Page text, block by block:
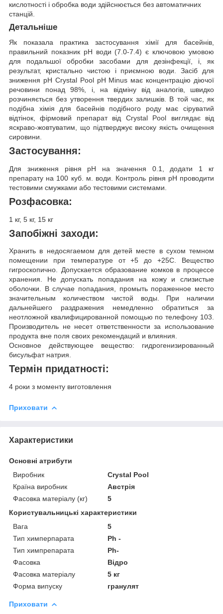
кислотності і обробка води здійснюється без автоматичних
станцій.
Детальніше
Як показала практика застосування хімії для басейнів,
правильний показник рН води (7.0-7.4) є ключовою умовою
для подальшої обробки засобами для дезінфекції, і, як
результат, кристально чистою і приємною води. Засіб для
зниження pH Crystal Pool pH Minus має концентрацію діючої
речовини понад 98%, і, на відміну від аналогів, швидко
розчиняється без утворення твердих залишків. В той час, як
подібна хімія для басейнів подібного роду має сіруватий
відтінок, фірмовий препарат від Crystal Pool виглядає від
яскраво-жовтуватим, що підтверджує високу якість очищення
сировини.
Застосування:
Для зниження рівня pH на значення 0.1, додати 1 кг
препарату на 100 куб. м. води. Контроль рівня рН проводити
тестовими смужками або тестовими системами.
Розфасовка:
1 кг, 5 кг, 15 кг
Запобіжні заходи:
Хранить в недосягаемом для детей месте в сухом темном
помещении при температуре от +5 до +25С. Вещество
гигроскопично. Допускается образование комков в процессе
хранения. Не допускать попадания на кожу и слизистые
оболочки. В случае попадания, промыть пораженное место
значительным количеством чистой воды. При наличии
дальнейшего раздражения немедленно обратиться за
неотложной квалифицированной помощью по телефону 103.
Производитель не несет ответственности за использование
продукта вне поля своих рекомендаций и влияния.
Основное действующее вещество: гидрогенизированный
бисульфат натрия.
Термін придатності:
4 роки з моменту виготовлення
Приховати
Характеристики
Основні атрибути
Виробник
Crystal Pool
Країна виробник
Австрія
Фасовка матеріалу (кг)
5
Користувальницькі характеристики
Вага
5
Тип химперпарата
Ph -
Тип химпрепарата
Ph-
Фасовка
Відро
Фасовка матеріалу
5 кг
Форма випуску
гранулят
Приховати